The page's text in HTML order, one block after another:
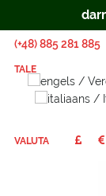
(+48) 885 281 885
TALE
VALUTA